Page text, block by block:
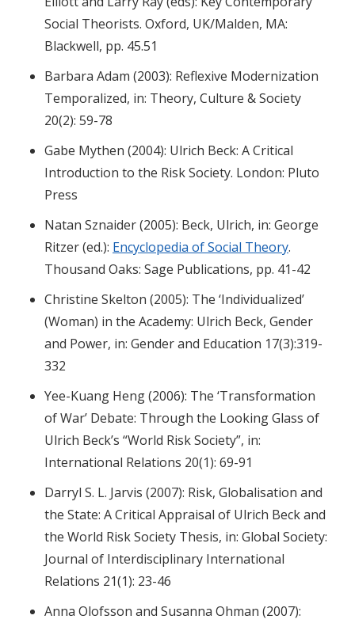
Social Theorists. Oxford, UK/Malden, MA:
Blackwell, pp. 45.51
Barbara Adam (2003): Reflexive Modernization
Temporalized, in: Theory, Culture & Society
20(2): 59-78
Gabe Mythen (2004): Ulrich Beck: A Critical
Introduction to the Risk Society. London: Pluto
Press
Natan Sznaider (2005): Beck, Ulrich, in: George
Ritzer (ed.): Encyclopedia of Social Theory.
Thousand Oaks: Sage Publications, pp. 41-42
Christine Skelton (2005): The ‘Individualized’
(Woman) in the Academy: Ulrich Beck, Gender
and Power, in: Gender and Education 17(3):319-
332
Yee-Kuang Heng (2006): The ‘Transformation
of War’ Debate: Through the Looking Glass of
Ulrich Beck’s “World Risk Society”, in:
International Relations 20(1): 69-91
Darryl S. L. Jarvis (2007): Risk, Globalisation and
the State: A Critical Appraisal of Ulrich Beck and
the World Risk Society Thesis, in: Global Society:
Journal of Interdisciplinary International
Relations 21(1): 23-46
Anna Olofsson and Susanna Ohman (2007):